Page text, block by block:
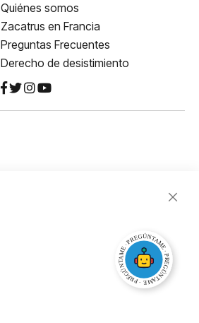
Quiénes somos
Zacatrus en Francia
Preguntas Frecuentes
Derecho de desistimiento